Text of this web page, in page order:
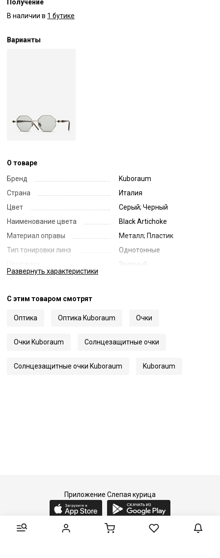
Получение
В наличии в 1 бутике
Варианты
О товаре
Бренд
Kuboraum
Страна
Италия
Цвет
Серый; Черный
Наименование цвета
Black Artichoke
Материал оправы
Металл; Пластик
Тип тонировки линз
Однотонные
Зеленый
Длина заушника
Развернуть характеристики
С этим товаром смотрят
Оптика Оптика Kuboraum Очки
Очки Kuboraum Солнцезащитные очки
Солнцезащитные очки Kuboraum Kuboraum
Приложение Слепая курица
2015-2026 © Слепая курица - fashion concept store.